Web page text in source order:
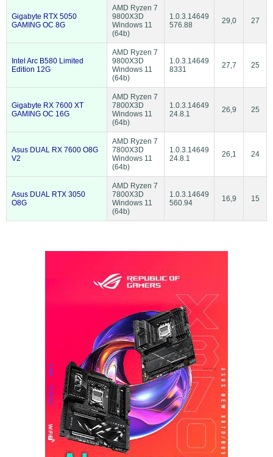
Gigabyte RTX 5050
GAMING OC 8G
AMD Ryzen 7
9800X3D
Windows 11
(64b)
1.0.3.14649
576.88
29,0 27
Intel Arc B580 Limited
Edition 12G
AMD Ryzen 7
9800X3D
Windows 11
(64b)
1.0.3.14649
8331
27,7 25
Gigabyte RX 7600 XT
GAMING OC 16G
AMD Ryzen 7
7800X3D
Windows 11
(64b)
1.0.3.14649
24.8.1
26,9 25
Asus DUAL RX 7600 O8G
V2
AMD Ryzen 7
7800X3D
Windows 11
(64b)
1.0.3.14649
24.8.1
26,1 24
Asus DUAL RTX 3050
O8G
AMD Ryzen 7
7800X3D
Windows 11
(64b)
1.0.3.14649
560.94
16,9 15